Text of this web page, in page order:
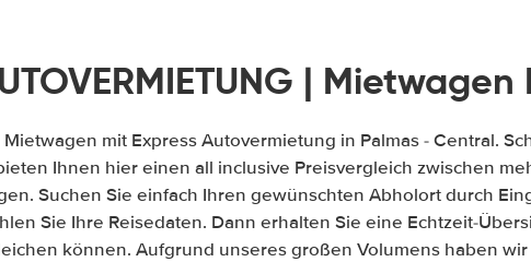
| Mietwagen
mit Express Autovermietung in Palmas - Central.
Ihnen hier einen all inclusive Preisvergleich zwischen
Suchen Sie einfach Ihren gewünschten Abholort durch
Sie Ihre Reisedaten. Dann erhalten Sie eine Echtzeit-
können. Aufgrund unseres großen Volumens haben